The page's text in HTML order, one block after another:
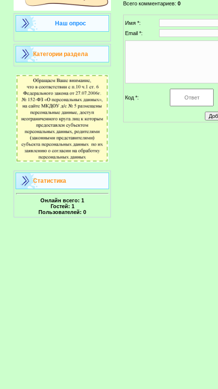
Наш опрос
Категории раздела
Статистика
Онлайн всего: 1
Гостей: 1
Пользователей: 0
Всего комментариев: 0
Имя *:
Email *:
Код *: